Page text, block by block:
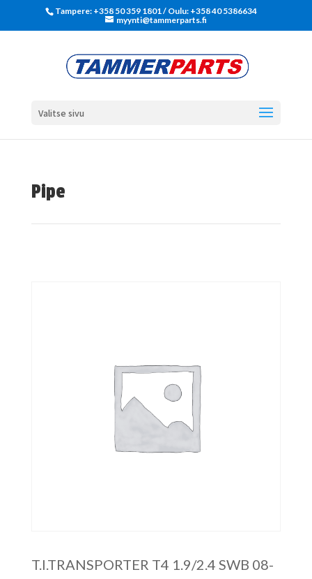
Tampere: +358 50 359 1801‬ / Oulu: +358 40 5386634
myynti@tammerparts.fi
Valitse sivu
Pipe
T.I.TRANSPORTER T4 1.9/2.4 SWB 08-